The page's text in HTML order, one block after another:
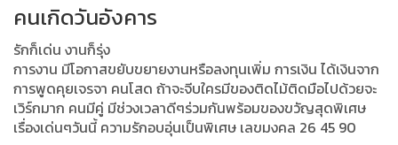
คนเกิดวันอังคาร
รักก็เด่น งานก็รุ่ง
การงาน มีโอกาสขยับขยายงานหรือลงทุนเพิ่ม การเงิน ได้เงินจาก
การพูดคุยเจรจา คนโสด ถ้าจะจีบใครมีของติดไม้ติดมือไปด้วยจะ
เวิร์กมาก คนมีคู่ มีช่วงเวลาดีๆร่วมกันพร้อมของขวัญสุดพิเศษ
เรื่องเด่นๆวันนี้ ความรักอบอุ่นเป็นพิเศษ เลขมงคล 26 45 90